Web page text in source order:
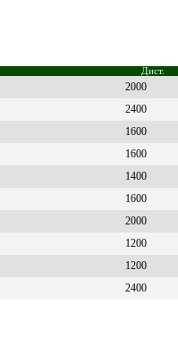
Дист.
2000
2400
1600
1600
1400
1600
2000
1200
1200
2400